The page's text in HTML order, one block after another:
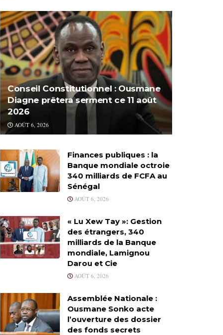
Conseil Constitutionnel : Ousmane
Diagne prêtera serment ce 11 août
2026
AOÛT 6, 2026
Finances publiques : la
Banque mondiale octroie
340 milliards de FCFA au
Sénégal
AOÛT 6, 2026
« Lu Xew Tay »: Gestion
des étrangers, 340
milliards de la Banque
mondiale, Lamignou
Darou et Cie
AOÛT 6, 2026
Assemblée Nationale :
Ousmane Sonko acte
l’ouverture des dossier
des fonds secrets